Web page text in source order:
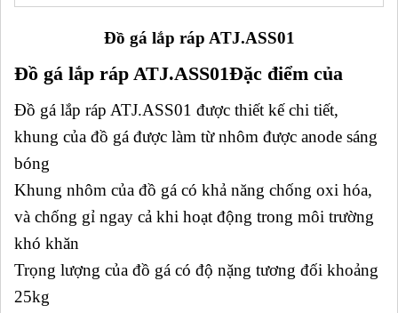
Đồ gá lắp ráp ATJ.ASS01
Đồ gá lắp ráp ATJ.ASS01Đặc điểm của
Đồ gá lắp ráp ATJ.ASS01 được thiết kế chi tiết,
khung của đồ gá được làm từ nhôm được anode sáng
bóng
Khung nhôm của đồ gá có khả năng chống oxi hóa,
và chống gỉ ngay cả khi hoạt động trong môi trường
khó khăn
Trọng lượng của đồ gá có độ nặng tương đối khoảng
25kg